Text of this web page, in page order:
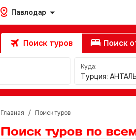
Павлодар
Поиск туров Поиск
Куда:
Турция:
Главная / Поиск туров
Поиск туров по